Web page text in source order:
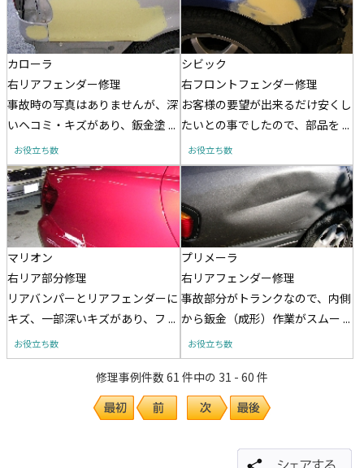
カローラ
右リアフェンダー修理
事故時の写真はありませんが、深
いヘコミ・キズがあり、鈑金塗 ...
お役立ち数
シビック
右フロントフェンダー修理
お客様の要望が出来るだけ安くし
たいとの事でしたので、部品を ...
お役立ち数
マリオン
右リア部分修理
リアバンパーとリアフェンダーに
キズ、一部深いキズがあり、フ ...
お役立ち数
プリメーラ
右リアフェンダー修理
事故部分がトランクなので、内側
から鈑金（成形）作業がスムー ...
お役立ち数
修理事例件数 61 件中の 31 - 60 件